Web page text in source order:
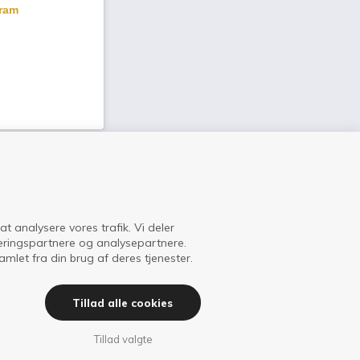
analysere vores trafik. Vi deler
og analysepartnere.
fra din brug af deres tjenester.
Tillad valgte
Tillad alle cookies
Om ISI